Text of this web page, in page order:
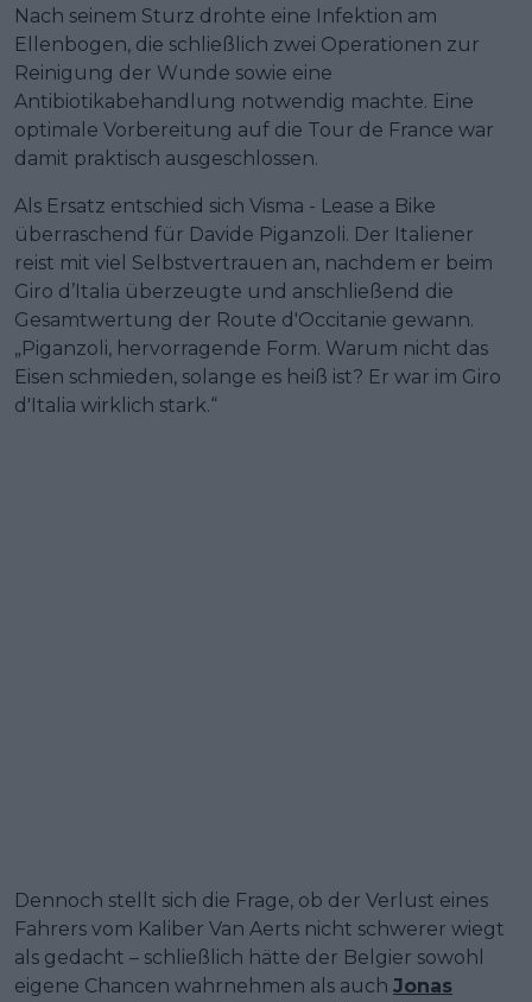
Nach seinem Sturz drohte eine Infektion am
Ellenbogen, die schließlich zwei Operationen zur
Reinigung der Wunde sowie eine
Antibiotikabehandlung notwendig machte. Eine
optimale Vorbereitung auf die Tour de France war
damit praktisch ausgeschlossen.
Als Ersatz entschied sich Visma - Lease a Bike
überraschend für Davide Piganzoli. Der Italiener
reist mit viel Selbstvertrauen an, nachdem er beim
Giro d’Italia überzeugte und anschließend die
Gesamtwertung der Route d'Occitanie gewann.
„Piganzoli, hervorragende Form. Warum nicht das
Eisen schmieden, solange es heiß ist? Er war im Giro
d'Italia wirklich stark.“
Dennoch stellt sich die Frage, ob der Verlust eines
Fahrers vom Kaliber Van Aerts nicht schwerer wiegt
als gedacht – schließlich hätte der Belgier sowohl
eigene Chancen wahrnehmen als auch Jonas